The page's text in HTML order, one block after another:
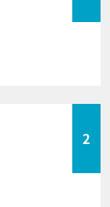
2